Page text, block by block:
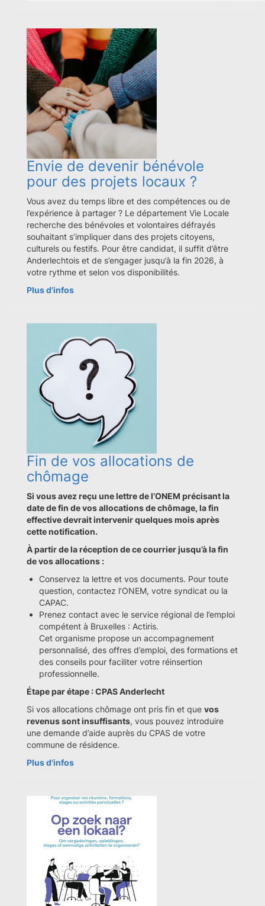
Envie de devenir bénévole
pour des projets locaux ?
Vous avez du temps libre et des compétences ou de
l’expérience à partager ? Le département Vie Locale
recherche des bénévoles et volontaires défrayés
souhaitant s’impliquer dans des projets citoyens,
culturels ou festifs. Pour être candidat, il suffit d’être
Anderlechtois et de s’engager jusqu’à la fin 2026, à
votre rythme et selon vos disponibilités.
Plus d'infos
Fin de vos allocations de
chômage
Si vous avez reçu une lettre de l’ONEM précisant la
date de fin de vos allocations de chômage, la fin
effective devrait intervenir quelques mois après
cette notification.
À partir de la réception de ce courrier jusqu’à la fin
de vos allocations :
Conservez la lettre et vos documents. Pour toute
question, contactez l’ONEM, votre syndicat ou la
CAPAC.
Prenez contact avec le service régional de l’emploi
compétent à Bruxelles : Actiris.
Cet organisme propose un accompagnement
personnalisé, des offres d’emploi, des formations et
des conseils pour faciliter votre réinsertion
professionnelle.
Étape par étape : CPAS Anderlecht
Si vos allocations chômage ont pris fin et que vos
revenus sont insuffisants, vous pouvez introduire
une demande d’aide auprès du CPAS de votre
commune de résidence.
Plus d'infos